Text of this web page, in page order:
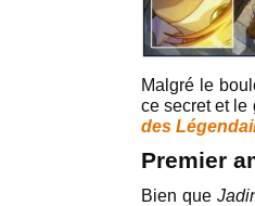
Malgré le
ce secret et le
des
Premier
Bien que